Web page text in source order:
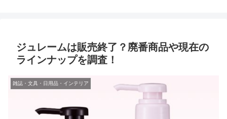
ジュレームは販売終了？廃番商品や現在の
ラインナップを調査！
雑誌・文具・日用品・インテリア